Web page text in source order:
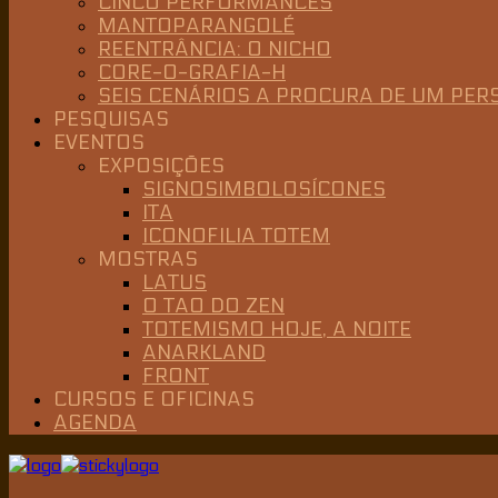
MANTOPARANGOLÉ
REENTRÂNCIA: O NICHO
CORE-O-GRAFIA-H
SEIS CENÁRIOS A PROCURA DE UM
PESQUISAS
EVENTOS
EXPOSIÇÕES
SIGNOSIMBOLOSÍCONES
ITA
ICONOFILIA TOTEM
MOSTRAS
LATUS
O TAO DO ZEN
TOTEMISMO HOJE, A NOITE
ANARKLAND
FRONT
CURSOS E OFICINAS
AGENDA